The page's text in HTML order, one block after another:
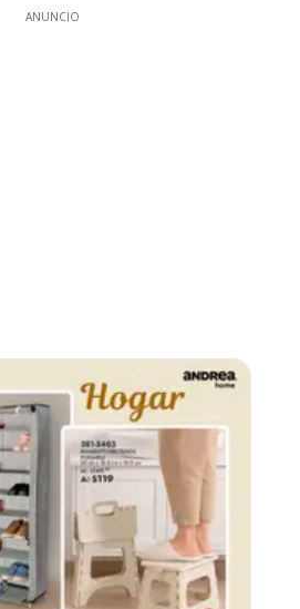
ANUNCIO